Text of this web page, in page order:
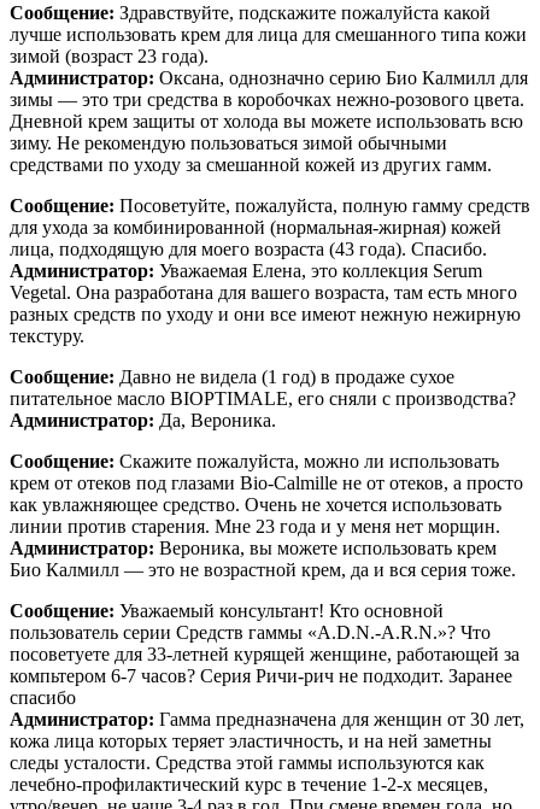
Сообщение: Здравствуйте, подскажите пожалуйста какой
лучше использовать крем для лица для смешанного типа кожи
зимой (возраст 23 года).
Администратор: Оксана, однозначно серию Био Калмилл для
зимы — это три средства в коробочках нежно-розового цвета.
Дневной крем защиты от холода вы можете использовать всю
зиму. Не рекомендую пользоваться зимой обычными
средствами по уходу за смешанной кожей из других гамм.
Сообщение: Посоветуйте, пожалуйста, полную гамму средств
для ухода за комбинированной (нормальная-жирная) кожей
лица, подходящую для моего возраста (43 года). Спасибо.
Администратор: Уважаемая Елена, это коллекция Serum
Vegetal. Она разработана для вашего возраста, там есть много
разных средств по уходу и они все имеют нежную нежирную
текстуру.
Сообщение: Давно не видела (1 год) в продаже сухое
питательное масло BIOPTIMALE, его сняли с производства?
Администратор: Да, Вероника.
Сообщение: Скажите пожалуйста, можно ли использовать
крем от отеков под глазами Bio-Calmille не от отеков, а просто
как увлажняющее средство. Очень не хочется использовать
линии против старения. Мне 23 года и у меня нет морщин.
Администратор: Вероника, вы можете использовать крем
Био Калмилл — это не возрастной крем, да и вся серия тоже.
Сообщение: Уважаемый консультант! Кто основной
пользователь серии Средств гаммы «A.D.N.-A.R.N.»? Что
посоветуете для 33-летней курящей женщине, работающей за
компьтером 6-7 часов? Серия Ричи-рич не подходит. Заранее
спасибо
Администратор: Гамма предназначена для женщин от 30 лет,
кожа лица которых теряет эластичность, и на ней заметны
следы усталости. Средства этой гаммы используются как
лечебно-профилактический курс в течение 1-2-х месяцев,